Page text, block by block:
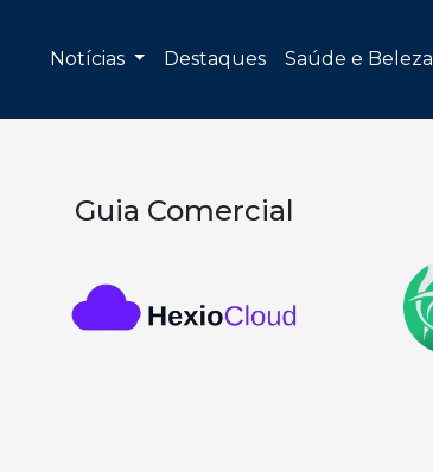
Notícias Destaques Saúde e Beleza
Guia Comercial